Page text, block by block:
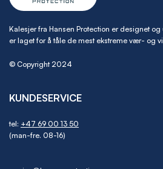
Kalesjer fra Hansen Protection er designet
er laget for å tåle de mest ekstreme vær- og
© Copyright 2024
KUNDESERVICE
tel: +47 69 00 13 50
(man-fre. 08-16)